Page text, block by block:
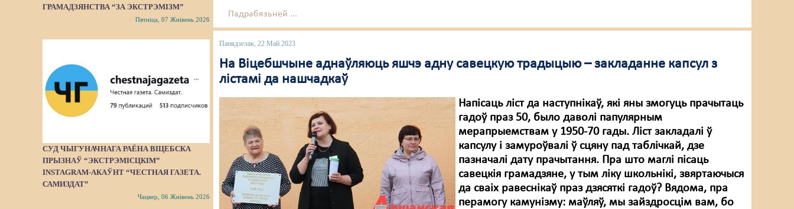
ГРАМАДЗЯНСТВА “ЗА ЭКСТРЭМІЗМ”
Пятніца, 07 Жнівень 2026
СУД ЧЫГУНАЧНАГА РАЁНА ВІЦЕБСКА
ПРЫЗНАЎ “ЭКСТРЭМІСЦКІМ”
INSTAGRAM-АКАЎНТ “ЧЕСТНАЯ ГАЗЕТА.
САМИЗДАТ”
Чацвер, 06 Жнівень 2026
Падрабязьней ...
Панядзелак, 22 Май 2023
На Віцебшчыне аднаўляюць яшчэ адну савецкую традыцыю – закладанне капсул з
лістамі да нашчадкаў
Напісаць ліст да наступнікаў, які яны змогуць прачытаць
гадоў праз 50, было даволі папулярным
мерапрыемствам у 1950-70 гады. Ліст закладалі ў
капсулу і замуроўвалі ў сцяну пад таблічкай, дзе
пазначалі дату прачытання. Пра што маглі пісаць
савецкія грамадзяне, у тым ліку школьнікі, звяртаючыся
да сваіх равеснікаў праз дзясяткі гадоў? Вядома, пра
перамогу камунізму: маўляў, мы зайздросцім вам, бо